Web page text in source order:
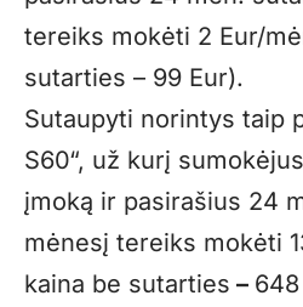
tereiks mokėti 2 Eur/
sutarties – 99 Eur).
Sutaupyti norintys taip
S60“, už kurį
įmoką ir pasirašius 24
mėnesį tereiks mokėti
kaina be sutarties –